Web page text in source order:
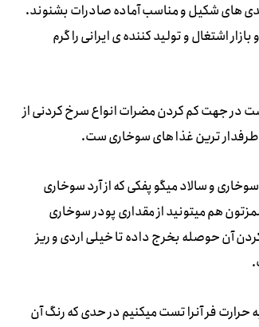
های شکیل و مناسب آماده صادرات بشنوند.
اشتغال و تولید کننده ی ایرانی را گرم
در جهت کم کردن مضرات انواع سرخ کردنی از
طرفدار ترین غذا های سوخاری ست.
و سالاد میگو پفکی که از آرد سوخاری
هم میتونید از مقداری پودر سوخاری
آن حوصله بخرج داده تا خیلی اردی و ریز
حرارت فر آنرا تست میکنیم در حدی که رنگ آن